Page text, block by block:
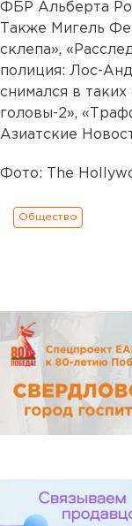
ФБР Альберта
Также Мигель
склепа»,
полиция: Лос-
снимался в
головы-2»,
Азиатские
Фото: The
Общество